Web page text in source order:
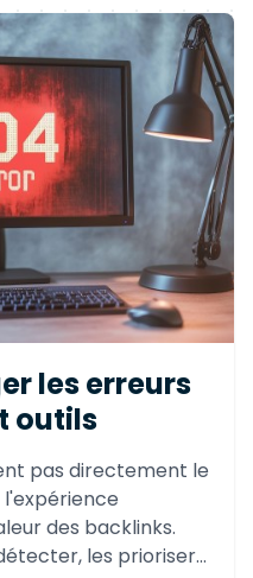
les erreurs
outils
pas directement le
l'expérience
des backlinks.
les prioriser